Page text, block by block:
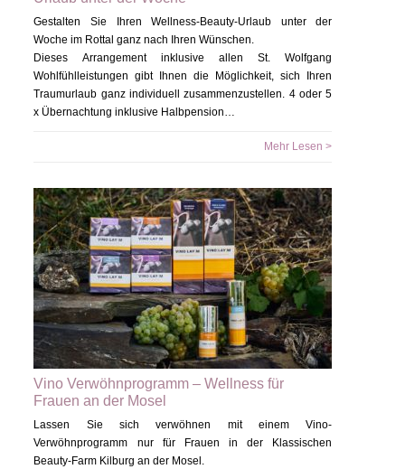
Gestalten Sie Ihren Wellness-Beauty-Urlaub unter der
Woche im Rottal ganz nach Ihren Wünschen.
Dieses Arrangement inklusive allen St. Wolfgang
Wohlfühlleistungen gibt Ihnen die Möglichkeit, sich Ihren
Traumurlaub ganz individuell zusammenzustellen. 4 oder 5
x Übernachtung inklusive Halbpension…
Mehr Lesen >
Vino Verwöhnprogramm – Wellness für
Frauen an der Mosel
Lassen Sie sich verwöhnen mit einem Vino-
Verwöhnprogramm nur für Frauen in der Klassischen
Beauty-Farm Kilburg an der Mosel.